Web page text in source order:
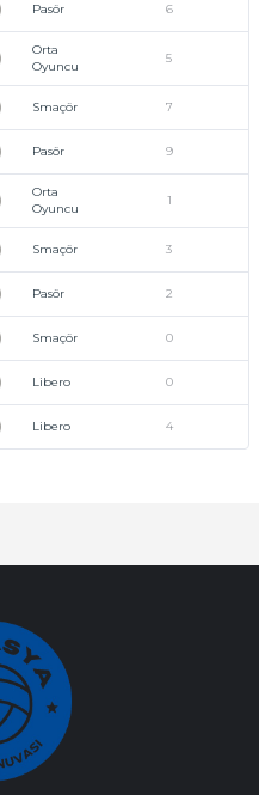
Pasör 6
Orta
Oyuncu
5
Smaçör 7
Pasör 9
Orta
Oyuncu
1
Smaçör 3
Pasör 2
Smaçör 0
Libero 0
Libero 4